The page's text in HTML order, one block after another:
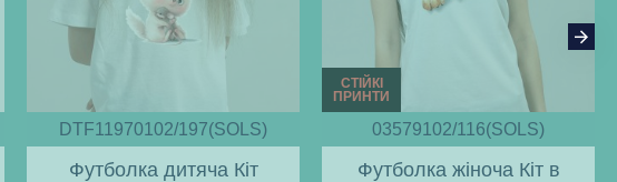
DTF11970102/197(SOLS)
Футболка дитяча Кіт
СТІЙКІ
ПРИНТИ
03579102/116(SOLS)
Футболка жіноча Кіт в